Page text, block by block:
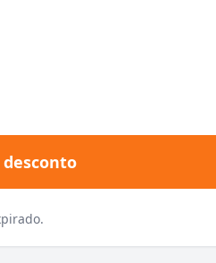
desconto